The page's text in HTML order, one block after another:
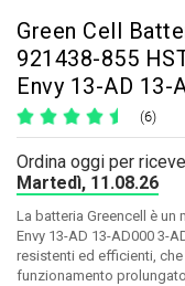
Green Cell
921438-855
Envy 13-AD 13-
(6)
Ordina oggi per
Martedì, 11.08.26
La batteria Greencell è
Envy 13-AD 13-AD000 3-
resistenti ed efficienti,
funzionamento